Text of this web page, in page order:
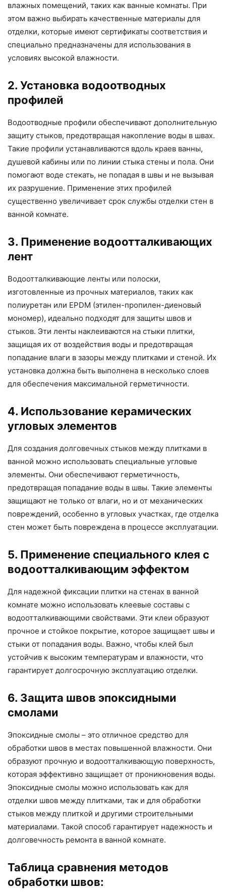
влажных помещений, таких как ванные комнаты. При
этом важно выбирать качественные материалы для
отделки, которые имеют сертификаты соответствия и
специально предназначены для использования в
условиях высокой влажности.
2. Установка водоотводных
профилей
Водоотводные профили обеспечивают дополнительную
защиту стыков, предотвращая накопление воды в швах.
Такие профили устанавливаются вдоль краев ванны,
душевой кабины или по линии стыка стены и пола. Они
помогают воде стекать, не попадая в швы и не вызывая
их разрушение. Применение этих профилей
существенно увеличивает срок службы отделки стен в
ванной комнате.
3. Применение водоотталкивающих
лент
Водоотталкивающие ленты или полоски,
изготовленные из прочных материалов, таких как
полиуретан или EPDM (этилен-пропилен-диеновый
мономер), идеально подходят для защиты швов и
стыков. Эти ленты наклеиваются на стыки плитки,
защищая их от воздействия воды и предотвращая
попадание влаги в зазоры между плитками и стеной. Их
установка должна быть выполнена в несколько слоев
для обеспечения максимальной герметичности.
4. Использование керамических
угловых элементов
Для создания долговечных стыков между плитками в
ванной можно использовать специальные угловые
элементы. Они обеспечивают герметичность,
предотвращая попадание воды в швы. Такие элементы
защищают не только от влаги, но и от механических
повреждений, особенно в угловых участках, где отделка
стен может быть повреждена в процессе эксплуатации.
5. Применение специального клея с
водоотталкивающим эффектом
Для надежной фиксации плитки на стенах в ванной
комнате можно использовать клеевые составы с
водоотталкивающими свойствами. Эти клеи образуют
прочное и стойкое покрытие, которое защищает швы и
стыки от попадания воды. Важно, чтобы клей был
устойчив к высоким температурам и влажности, что
гарантирует долгосрочную эксплуатацию отделки.
6. Защита швов эпоксидными
смолами
Эпоксидные смолы – это отличное средство для
обработки швов в местах повышенной влажности. Они
образуют прочную и водоотталкивающую поверхность,
которая эффективно защищает от проникновения воды.
Эпоксидные смолы можно использовать как для
отделки швов между плитками, так и для обработки
стыков между плиткой и другими строительными
материалами. Такой способ гарантирует надежность и
долговечность ремонта в ванной комнате.
Таблица сравнения методов
обработки швов: